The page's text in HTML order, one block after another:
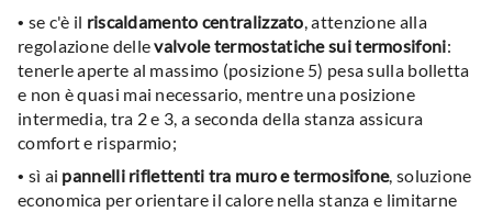
• se c'è il riscaldamento centralizzato, attenzione alla
regolazione dellevalvole termostatiche sui termosifoni:
tenerle aperte al massimo (posizione 5) pesa sulla bolletta
e non è quasi mai necessario, mentre una posizione
intermedia, tra 2 e 3, a seconda della stanza assicura
comfort e risparmio;
• sì ai pannelli riflettenti tra muro e termosifone, soluzione
economica per orientare il calore nella stanza e limitarne